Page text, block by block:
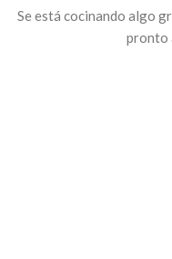
Se está cocinando algo
pronto